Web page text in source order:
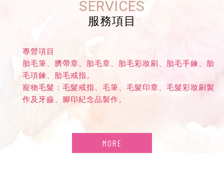
SERVICES
服務項目
專營項目
胎毛筆、臍帶章、胎毛章、胎毛彩妝刷、胎毛手鍊、胎
毛項鍊、胎毛戒指。
寵物毛髮：毛髮戒指、毛筆、毛髮印章、毛髮彩妝刷製
作及牙齒、腳印紀念品製作。
MORE